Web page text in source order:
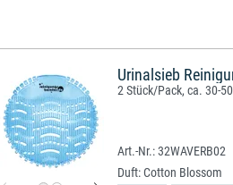
Urinalsieb
2 Stück/Pack, ca. 30-
32WAVERB02
Duft:Cotton Blossom